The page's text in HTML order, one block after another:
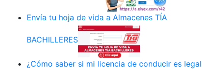
Envía tu hoja de vida a Almacenes TÍA
BACHILLERES
¿Cómo saber si mi licencia de conducir es legal